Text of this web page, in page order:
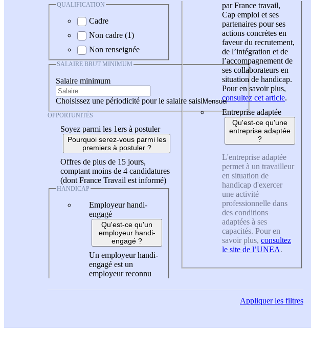
QUALIFICATION
Cadre
Non cadre (1)
Non renseignée
SALAIRE BRUT MINIMUM
Salaire minimum
Choisissez une périodicité pour le salaire saisi
OPPORTUNITÉS
Soyez parmi les 1ers à postuler
Pourquoi serez-vous parmi les
premiers à postuler ?
Offres de plus de 15 jours,
comptant moins de 4 candidatures
(dont France Travail est informé)
HANDICAP
Employeur handi-
engagé
Qu'est-ce qu'un
employeur handi-
engagé ?
Un employeur handi-
engagé est un
employeur reconnu
par France travail,
Cap emploi et ses
partenaires pour ses
actions concrètes en
faveur du recrutement,
de l’intégration et de
l’accompagnement de
ses collaborateurs en
situation de handicap.
Pour en savoir plus,
consultez cet article.
Entreprise adaptée
Qu'est-ce qu'une
entreprise adaptée
?
L'entreprise adaptée
permet à un travailleur
en situation de
handicap d'exercer
une activité
professionnelle dans
des conditions
adaptées à ses
capacités. Pour en
savoir plus, consultez
le site de l’UNEA.
Appliquerles filtres